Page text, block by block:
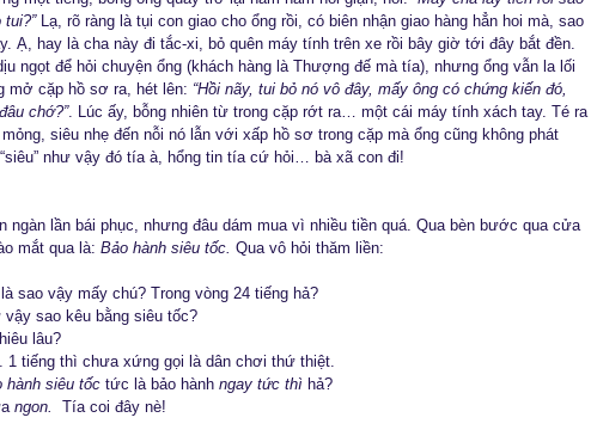
Lạ, rõ ràng là tụi con giao cho ổng rồi, có biên nhận giao hàng hẳn hoi mà, sao
Ạ, hay là cha này đi tắc-xi, bỏ quên máy tính trên xe rồi bây giờ tới đây bắt đền.
ngọt để hỏi chuyện ổng (khách hàng là Thượng đế mà tía), nhưng ổng vẫn la lối
mở cặp hồ sơ ra, hét lên: “Hồi nãy, tui bỏ nó vô đây, mấy ông có chứng kiến đó,
chớ?”. Lúc ấy, bỗng nhiên từ trong cặp rớt ra… một cái máy tính xách tay. Té ra
siêu nhẹ đến nỗi nó lẫn với xấp hồ sơ trong cặp mà ổng cũng không phát
như vậy đó tía à, hổng tin tía cứ hỏi… bà xã con đi!
ngàn lần bái phục, nhưng đâu dám mua vì nhiều tiền quá. Qua bèn bước qua cửa
mắt qua là: Bảo hành siêu tốc. Qua vô hỏi thăm liền:
sao vậy mấy chú? Trong vòng 24 tiếng hả?
sao kêu bằng siêu tốc?
lâu?
tiếng thì chưa xứng gọi là dân chơi thứ thiệt.
hành siêu tốc tức là bảo hành ngay tức thì hả?
ngon. Tía coi đây nè!